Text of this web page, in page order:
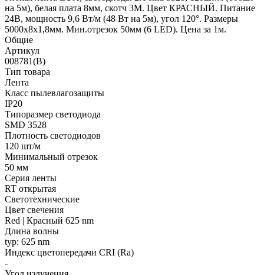
на 5м), белая плата 8мм, скотч 3М. Цвет КРАСНЫЙ. Питание
24В, мощность 9,6 Вт/м (48 Вт на 5м), угол 120°. Размеры
5000х8х1,8мм. Мин.отрезок 50мм (6 LED). Цена за 1м.
Общие
Артикул
008781(B)
Тип товара
Лента
Класс пылевлагозащиты
IP20
Типоразмер светодиода
SMD 3528
Плотность светодиодов
120 шт/м
Минимальный отрезок
50 мм
Серия ленты
RT открытая
Светотехнические
Цвет свечения
Red | Красный 625 nm
Длина волны
typ: 625 nm
Индекс цветопередачи CRI (Ra)
-